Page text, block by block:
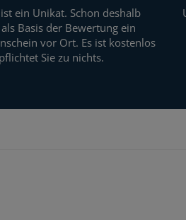
ein Unikat. Schon deshalb
Basis der Bewertung ein
vor Ort. Es ist kostenlos
Sie zu nichts.